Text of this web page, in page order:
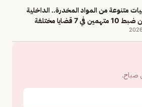
متنوعة من المواد المخدرة.. الداخلية
7 قضايا مختلفة
صباح.